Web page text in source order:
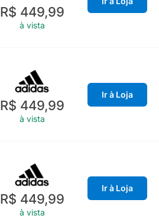
R$ 449,99
à vista
R$ 449,99
à vista
Ir à Loja
R$ 449,99
à vista
Ir à Loja